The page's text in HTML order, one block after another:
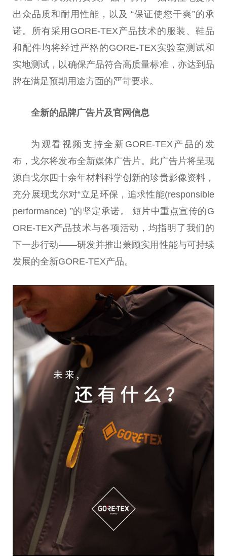
出众品质和耐用性能，以及 “保证使您干爽”的承
诺。所有采用GORE-TEX产品技术的服装、鞋品
和配件均将经过严格的GORE-TEX实验室测试和
实地测试，以确保产品符合高质量标准，亦达到品
牌在满足预期用途方面的严苛要求。
全新的品牌广告片及官网信息
为观看视频支持全新GORE-TEX产品的发
布，戈尔将发布全新媒体广告片。此广告片将呈现
源自戈尔四十余年材料科学创新的珍贵影像资料，
充分展现戈尔对“立足环保，追求性能(responsible
performance) ”的坚定承诺。 短片中重点宣传的G
ORE-TEX产品技术与各项活动，均指明了我们的
下一步行动——研发并推出兼顾实用性能与可持续
发展的全新GORE-TEX产品。